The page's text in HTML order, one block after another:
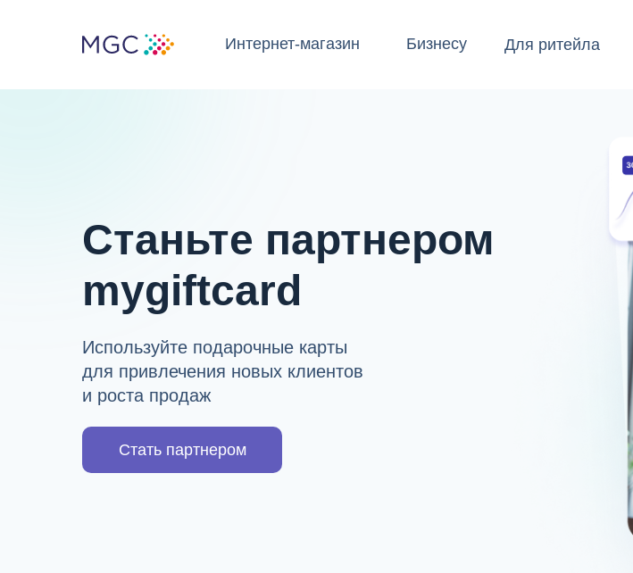
Интернет-магазин Бизнесу Для ритейла
Используйте подарочные карты
для привлечения новых клиентов
и роста продаж
Стать партнером
Станьте партнером
mygiftcard